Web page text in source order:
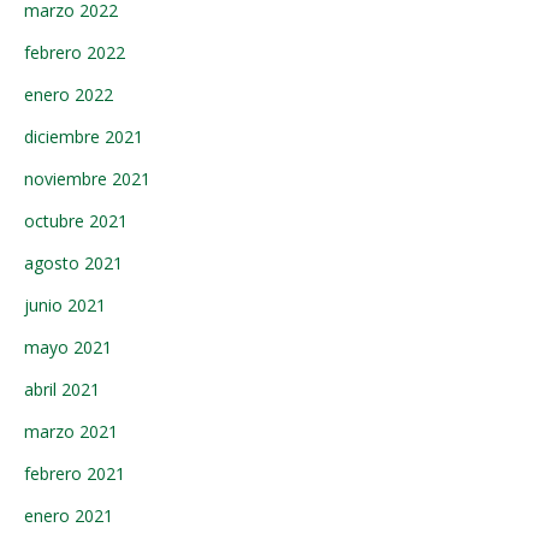
marzo 2022
febrero 2022
enero 2022
diciembre 2021
noviembre 2021
octubre 2021
agosto 2021
junio 2021
mayo 2021
abril 2021
marzo 2021
febrero 2021
enero 2021